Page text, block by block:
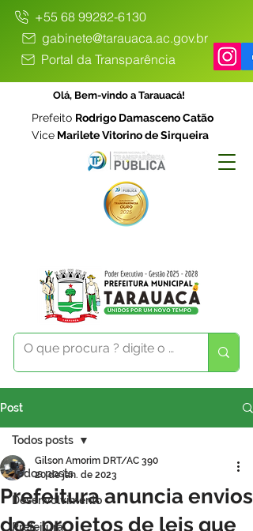
+55 68 99282-6130
gabinete@tarauaca.ac.gov.br
Portal da Transparência
Olá, Bem-vindo a Tarauacá!
Prefeito Rodrigo Damasceno Catão
Vice Marilete Vitorino de Sirqueira
Post
Todos posts
Desenvolvimento
Prefeitura
Todos posts
Prefeitura anuncia envios
dos projetos de leis que
Gilson Amorim DRT/AC 390
20 de jan. de 2023